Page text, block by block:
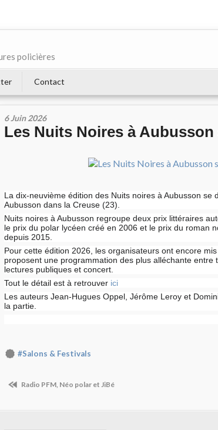
policières
Contact
6 Juin 2026
Les Nuits Noires à
La dix-neuvième édition des Nuits noires à Aubusson se
Aubusson dans la Creuse (23).
Nuits noires à Aubusson regroupe deux prix littéraires
le prix du polar lycéen créé en 2006 et le prix du roman
depuis 2015.
Pour cette édition 2026, les organisateurs ont encore
proposent une programmation des plus alléchante entre
lectures publiques et concert.
Tout le détail est à retrouver ici
Les auteurs Jean-Hugues Oppel, Jérôme Leroy et
la partie.
#Salons & Festivals
Radio PFM, Néo polar et JiBé